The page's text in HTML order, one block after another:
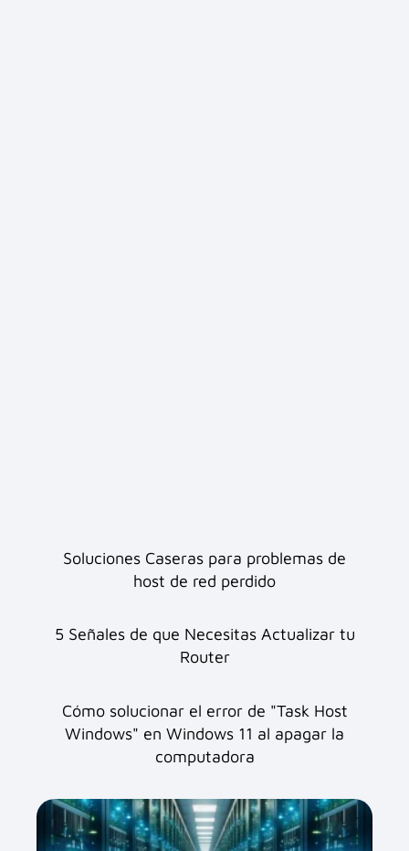
Soluciones Caseras para problemas de
host de red perdido
5 Señales de que Necesitas Actualizar tu
Router
Cómo solucionar el error de "Task Host
Windows" en Windows 11 al apagar la
computadora